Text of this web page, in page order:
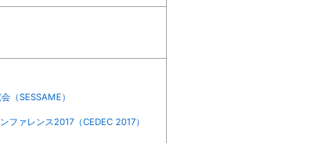
（SESSAME）
ァレンス2017（CEDEC 2017）